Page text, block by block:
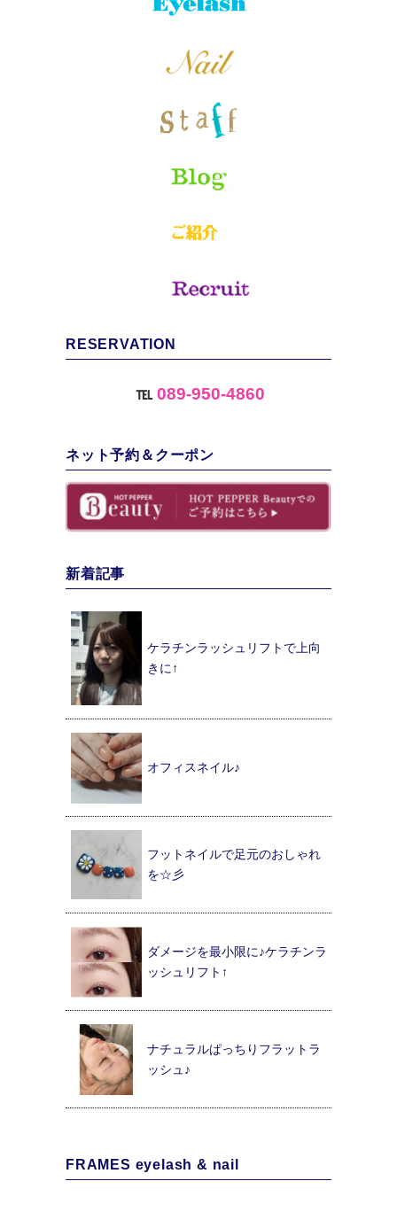
RESERVATION
℡ 089-950-4860
ネット予約＆クーポン
新着記事
ケラチンラッシュリフトで上向
きに↑
オフィスネイル♪
フットネイルで足元のおしゃれ
を☆彡
ダメージを最小限に♪ケラチンラ
ッシュリフト↑
ナチュラルぱっちりフラットラ
ッシュ♪
FRAMES eyelash & nail